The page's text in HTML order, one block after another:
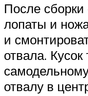
После сборки
лопаты и
и
отвала.
отвалу в